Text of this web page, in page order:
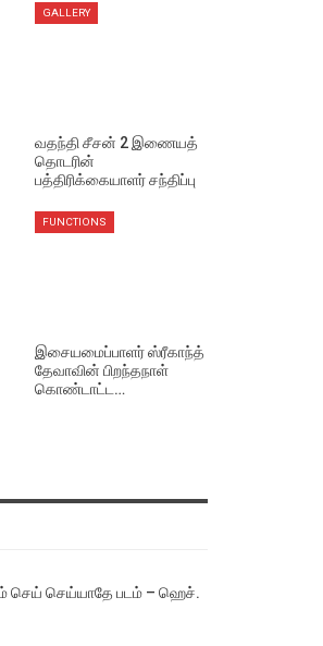
GALLERY
வதந்தி சீசன் 2 இணையத்
தொடரின்
பத்திரிக்கையாளர் சந்திப்பு
FUNCTIONS
இசையமைப்பாளர் ஸ்ரீகாந்த்
தேவாவின் பிறந்தநாள்
கொண்டாட்ட…
செய் செய்யாதே படம் – ஹெச்.